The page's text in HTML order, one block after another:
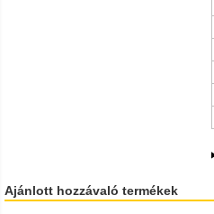
Ajánlott hozzávaló termékek